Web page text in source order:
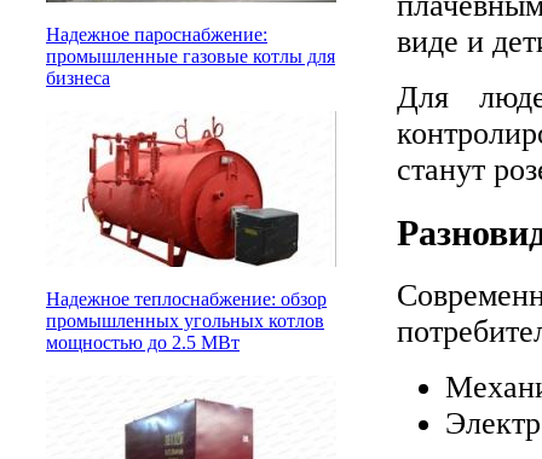
Надежное пароснабжение:
промышленные газовые котлы для
бизнеса
Надежное теплоснабжение: обзор
промышленных угольных котлов
мощностью до 2.5 МВт
виде и
Для
станут